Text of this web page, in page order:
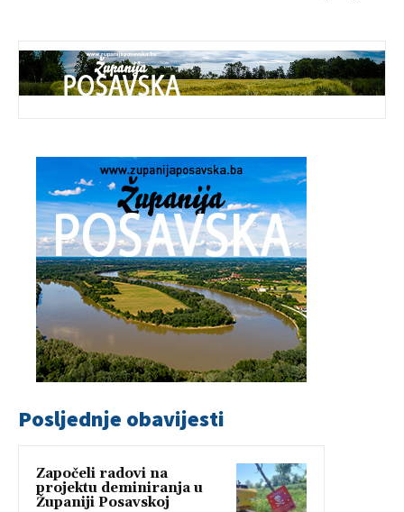
Posljednje obavijesti
Započeli radovi na
projektu deminiranja u
Županiji Posavskoj